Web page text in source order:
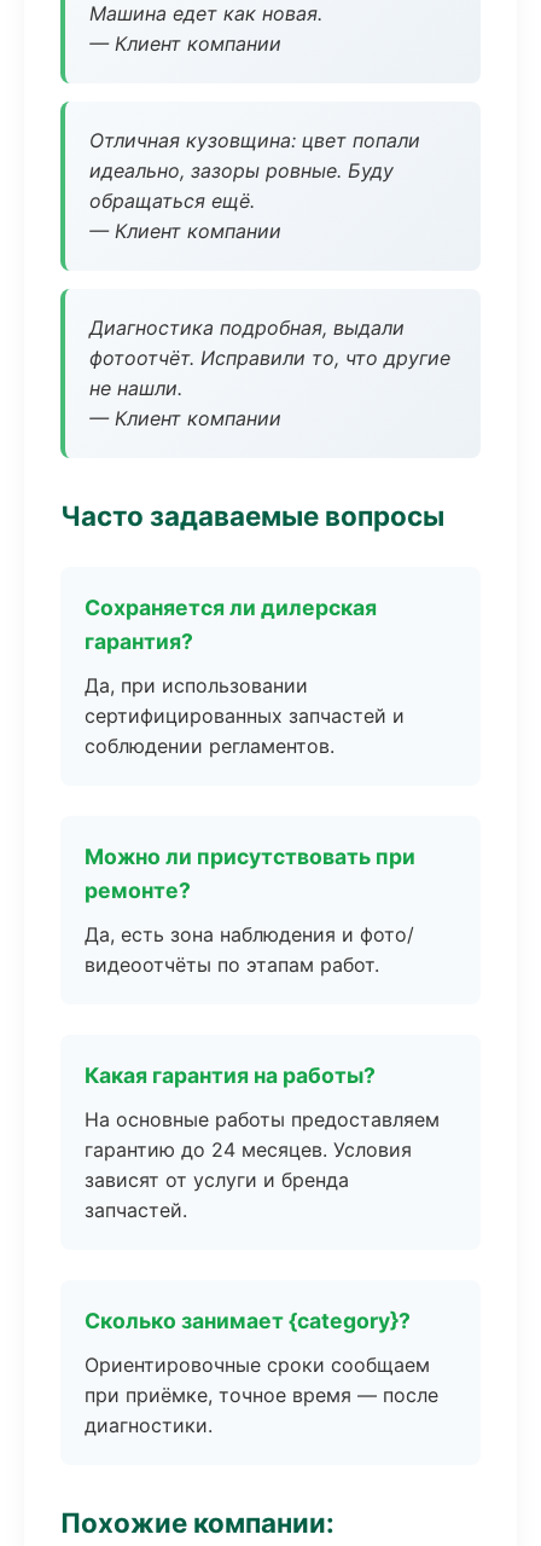
Машина едет как новая.
— Клиент компании
Отличная кузовщина: цвет попали
идеально, зазоры ровные. Буду
обращаться ещё.
— Клиент компании
Диагностика подробная, выдали
фотоотчёт. Исправили то, что другие
не нашли.
— Клиент компании
Часто задаваемые вопросы
Сохраняется ли дилерская
гарантия?
Да, при использовании
сертифицированных запчастей и
соблюдении регламентов.
Можно ли присутствовать при
ремонте?
Да, есть зона наблюдения и фото/
видеоотчёты по этапам работ.
Какая гарантия на работы?
На основные работы предоставляем
гарантию до 24 месяцев. Условия
зависят от услуги и бренда
запчастей.
Сколько занимает {category}?
Ориентировочные сроки сообщаем
при приёмке, точное время — после
диагностики.
Похожие компании: